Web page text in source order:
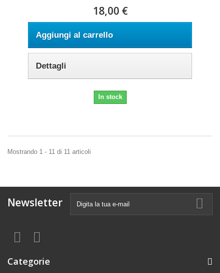
18,00 €
Aggiungi al carrello
Dettagli
In stock
Mostrando 1 - 11 di 11 articoli
Newsletter
Categorie